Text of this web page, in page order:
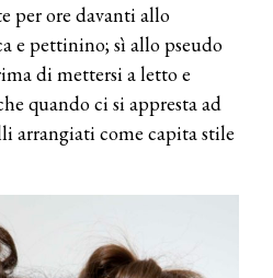
per ore davanti allo
e pettinino; sì allo pseudo
di mettersi a letto e
quando ci si appresta ad
arrangiati come capita stile